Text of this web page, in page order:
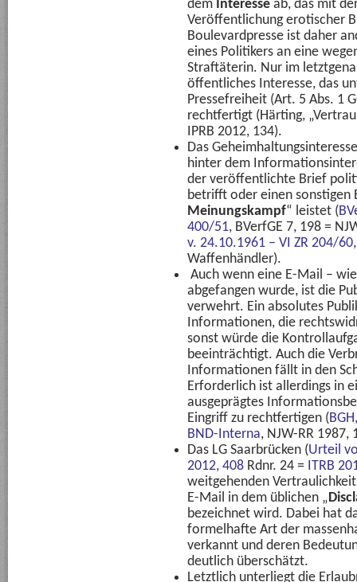
dem Interesse ab, das mit
Veröffentlichung erotischer
Boulevardpresse ist daher
eines Politikers an eine
Straftäterin. Nur im
öffentliches Interesse, das
Pressefreiheit (Art. 5 Abs. 1
rechtfertigt (Härting,
IPRB 2012, 134).
Das
hinter dem
der veröffentlichte Brief
betrifft oder einen sonstigen
Meinungskampf“ leistet (
400/51, BVerfGE 7, 198 =
v. 24.10.1961 – VI ZR 204/60
Waffenhändler).
Auch wenn eine E-Mail –
abgefangen wurde, ist die
verwehrt. Ein absolutes
Informationen, die
sonst würde die
beeinträchtigt. Auch die
Informationen fällt in den
Erforderlich ist allerdings in
ausgeprägtes
Eingriff zu rechtfertigen (
BND-Interna, NJW-RR 1987,
Das LG Saarbrücken (Urteil
2012, 408 Rdnr. 24 = ITRB
weitgehenden
E-Mail in dem üblichen „
bezeichnet wird. Dabei hat
formelhafte Art der
verkannt und deren
deutlich überschätzt.
Letztlich unterliegt die